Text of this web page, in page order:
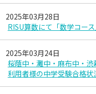
2025年03月28日
RISU算数にて「数学コー
2025年03月24日
桜蔭中・灘中・麻布中・
利用者様の中学受験合格状